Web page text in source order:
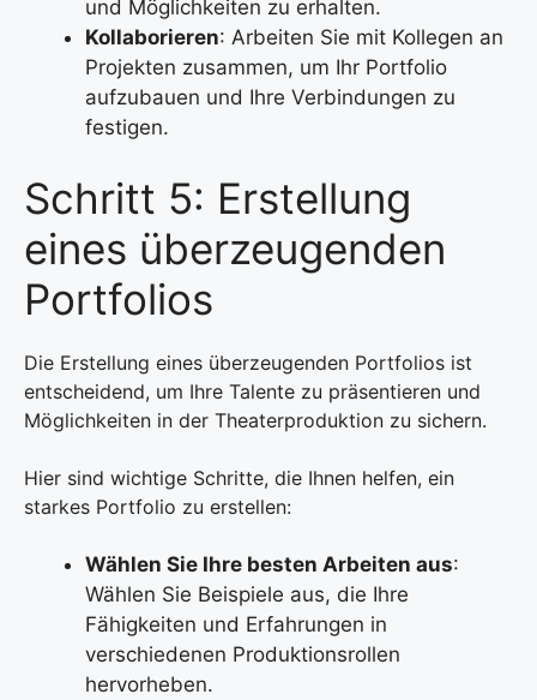
und Möglichkeiten zu erhalten.
Kollaborieren: Arbeiten Sie mit Kollegen an
Projekten zusammen, um Ihr Portfolio
aufzubauen und Ihre Verbindungen zu
festigen.
Schritt 5: Erstellung
eines überzeugenden
Portfolios
Die Erstellung eines überzeugenden Portfolios ist
entscheidend, um Ihre Talente zu präsentieren und
Möglichkeiten in der Theaterproduktion zu sichern.
Hier sind wichtige Schritte, die Ihnen helfen, ein
starkes Portfolio zu erstellen:
Wählen Sie Ihre besten Arbeiten aus:
Wählen Sie Beispiele aus, die Ihre
Fähigkeiten und Erfahrungen in
verschiedenen Produktionsrollen
hervorheben.